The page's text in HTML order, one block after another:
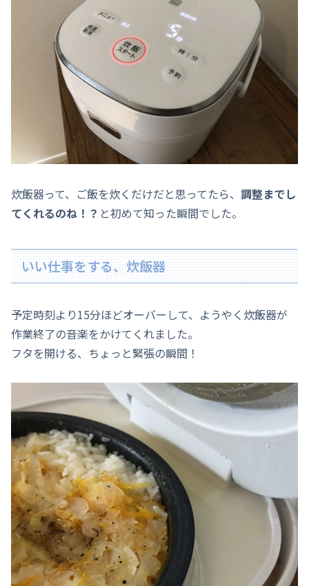
炊飯器って、ご飯を炊くだけだと思ってたら、 調整までし
てくれるのね！？ と初めて知った瞬間でした。
いい仕事をする、炊飯器
予定時刻より15分ほどオーバーして、ようやく炊飯器が
作業終了の音楽をかけてくれました。
フタを開ける、ちょっと緊張の瞬間！